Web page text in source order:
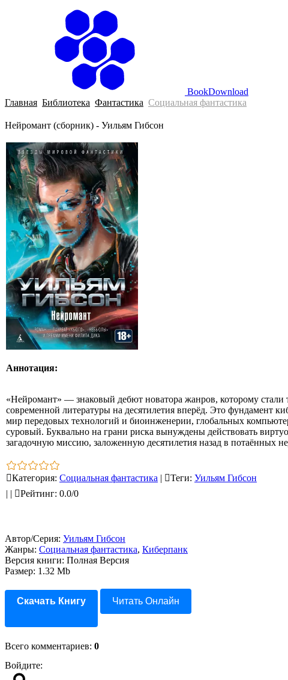
BookDownload
Главная Библиотека Фантастика Социальная фантастика
Нейромант (сборник) - Уильям Гибсон
Аннотация:
«Нейромант» — знаковый дебют новатора жанров, которому
современной литературы на десятилетия вперёд. Это фундамент
мир передовых технологий и биоинженерии, глобальных
суровый. Буквально на грани риска вынуждены действовать
загадочную миссию, заложенную десятилетия назад в потаённых
Категория: Социальная фантастика | Теги: Уильям Гибсон
| | Рейтинг: 0.0/0
Автор/Серия: Уильям Гибсон
Жанры: Социальная фантастика, Киберпанк
Версия книги: Полная Версия
Размер: 1.32 Mb
Скачать Книгу Читать Онлайн
Всего комментариев: 0
Войдите: